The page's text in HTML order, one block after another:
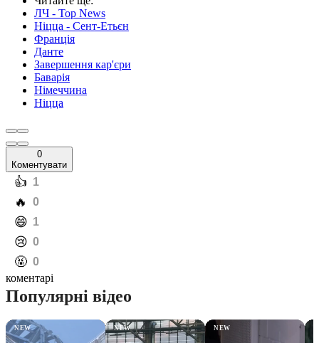
ЛЧ - Top News
Ніцца - Сент-Етьєн
Франція
Данте
Завершення кар'єри
Баварія
Німеччина
Ніцца
0
Коментувати
️👍 1
️🔥 0
️😄 1
️😢 0
️🤬 0
коментарі